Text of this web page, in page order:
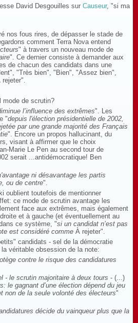
David Desgouilles sur Causeur, "si ma
nos fous rires, de dépasser le stade de
comment Terra Nova entend
" à travers un nouveau mode de
". Ce dernier consiste à demander aux
de chacun des candidats dans une
"Très bien", "Bien", "Assez bien",
mode de scrutin?
l’influence des extrêmes". Les
"depuis l'élection présidentielle de 2002,
par une grande majorité des Français
". Encore un propos hallucinant, du
visant à affirmer que le choix
Marie Le Pen au second tour de
serait ...antidémocratique! Ben
ni désavantage les partis
ou de centre".
oublient toutefois de mentionner
ce mode de scrutin avantage les
face aux extrêmes, mais également
et à gauche (et éventuellement au
ce système, "si un candidat n’est pas
est considéré comme À rejeter".
candidats - sel de la démocratie
véritable obsession de la note:
contre le risque des candidatures
- le scrutin majoritaire à deux tours - (...)
le gagnant d’une élection dépend du jeu
non de la seule volonté des électeurs"
décide du vainqueur plus que la